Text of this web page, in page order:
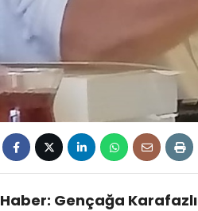
Haber: Gençağa Karafazlı